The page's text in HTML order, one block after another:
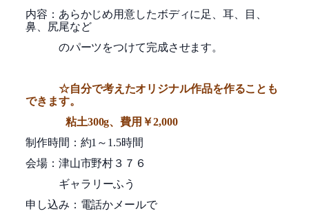
内容：あらかじめ用意したボディに足、耳、目、
鼻、尻尾など
のパーツをつけて完成させます。
☆自分で考えたオリジナル作品を作ることも
できます。
粘土300g、費用￥2,000
制作時間：約1 ～ 1.5時間
会場：津山市野村３７６
ギャラリーふう
申し込み：電話かメールで